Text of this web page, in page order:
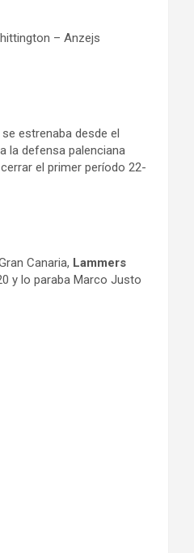
– Anzejs
estrenaba desde el
la defensa palenciana
el primer período 22-
Canaria, Lammers
y lo paraba Marco Justo